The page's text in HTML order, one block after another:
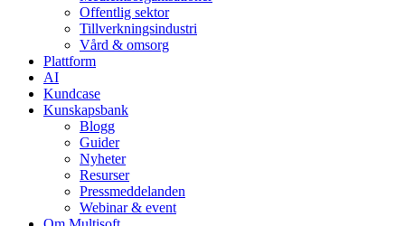
Offentlig sektor
Tillverkningsindustri
Vård & omsorg
Plattform
AI
Kundcase
Kunskapsbank
Blogg
Guider
Nyheter
Resurser
Pressmeddelanden
Webinar & event